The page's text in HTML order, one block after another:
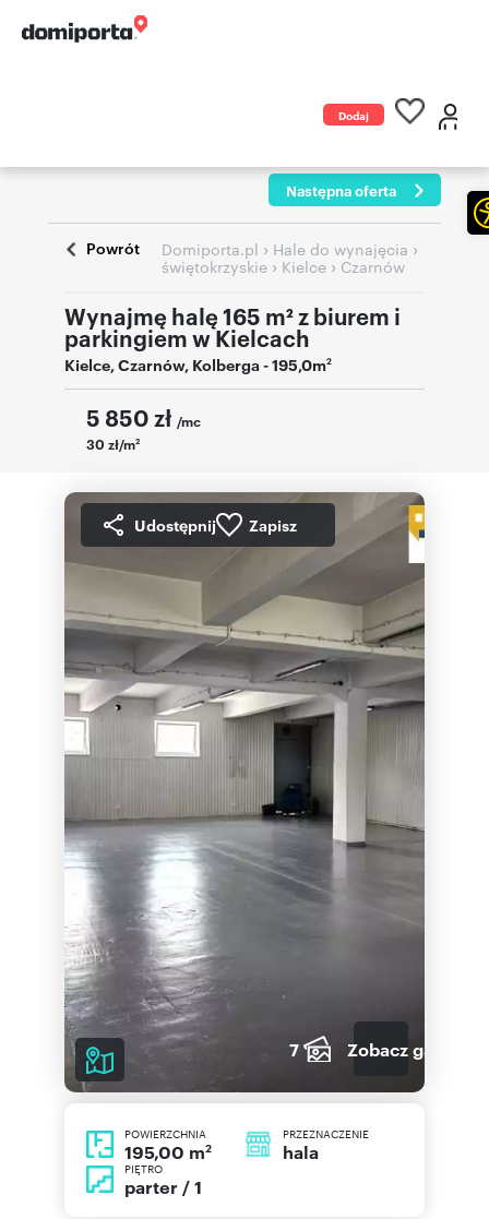
Dodaj
Następna oferta
Powrót Domiporta.pl › Hale do wynajęcia ›
świętokrzyskie › Kielce › Czarnów
Wynajmę halę 165 m² z biurem i
parkingiem w Kielcach
Kielce,Czarnów, Kolberga- 195,0m2
5 850 zł /mc
30 zł/m2
Udostępnij Zapisz
7 Zobacz galerię
POWIERZCHNIA
195,00 m2
PRZEZNACZENIE
hala
PIĘTRO
parter / 1